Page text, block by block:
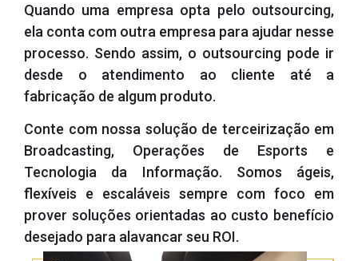
Quando uma empresa opta pelo outsourcing,
ela conta com outra empresa para ajudar nesse
processo. Sendo assim, o outsourcing pode ir
desde o atendimento ao cliente até a
fabricação de algum produto.
Conte com nossa solução de terceirização em
Broadcasting, Operações de Esports e
Tecnologia da Informação. Somos ágeis,
flexíveis e escaláveis sempre com foco em
prover soluções orientadas ao custo benefício
desejado para alavancar seu ROI.